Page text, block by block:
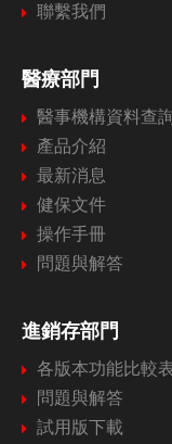
聯繫我們
醫療部門
醫事機構資料查
產品介紹
最新消息
健保文件
操作手冊
問題與解答
進銷存部門
各版本功能比較
問題與解答
試用版下載